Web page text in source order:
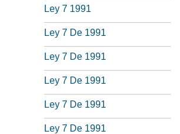
Ley 7 1991
Ley 7 De 1991
Ley 7 De 1991
Ley 7 De 1991
Ley 7 De 1991
Ley 7 De 1991